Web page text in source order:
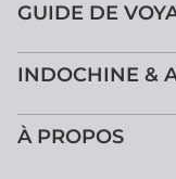
GUIDE DE
INDOCHINE &
À PROPOS